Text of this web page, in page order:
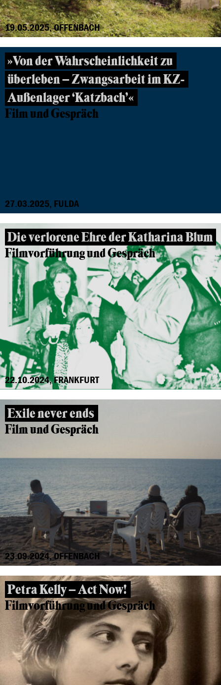
19.05.2025, OFFENBACH
»Von der Wahrscheinlichkeit zu
überleben – Zwangsarbeit im KZ-
Außenlager ‘Katzbach’«
Film und Gespräch
27.03.2025, FULDA
Die verlorene Ehre der Katharina Blum
Filmvorführung und Gespräch
22.10.2024, FRANKFURT
Exile never ends
Film und Gespräch
23.09.2024, OFFENBACH
Petra Kelly – Act Now!
Filmvorführung und Gespräch